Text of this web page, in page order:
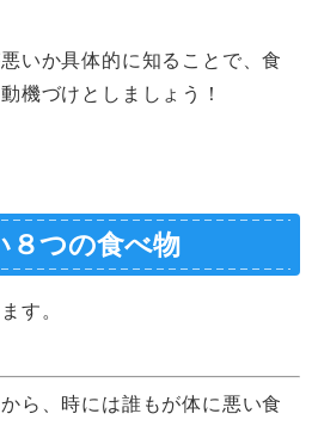
いか具体的に知ることで、食
機づけとしましょう！
８つの食べ物
す。
ら、時には誰もが体に悪い食